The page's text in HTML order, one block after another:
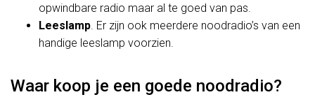
opwindbare radio maar al te goed van pas.
Leeslamp. Er zijn ook meerdere noodradio’s van een
handige leeslamp voorzien.
Waar koop je een goede noodradio?